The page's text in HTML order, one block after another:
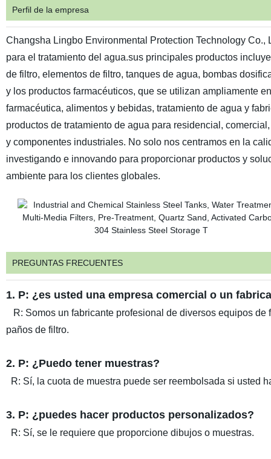
Perfil de la empresa
Changsha Lingbo Environmental Protection Technology
para el tratamiento del agua.sus principales productos
de filtro, elementos de filtro, tanques de agua, bombas
y los productos farmacéuticos, que se utilizan ampliamente
farmacéutica, alimentos y bebidas, tratamiento de agua y
productos de tratamiento de agua para residencial, comercial,
y componentes industriales. No solo nos centramos en la
investigando e innovando para proporcionar productos y
ambiente para los clientes globales.
PREGUNTAS FRECUENTES
1. P: ¿es usted una empresa comercial o un
R: Somos un fabricante profesional de diversos equipos
paños de filtro.
2. P: ¿Puedo tener muestras?
R: Sí, la cuota de muestra puede ser reembolsada si usted
3. P: ¿puedes hacer productos personalizados?
R: Sí, se le requiere que proporcione dibujos o muestras.